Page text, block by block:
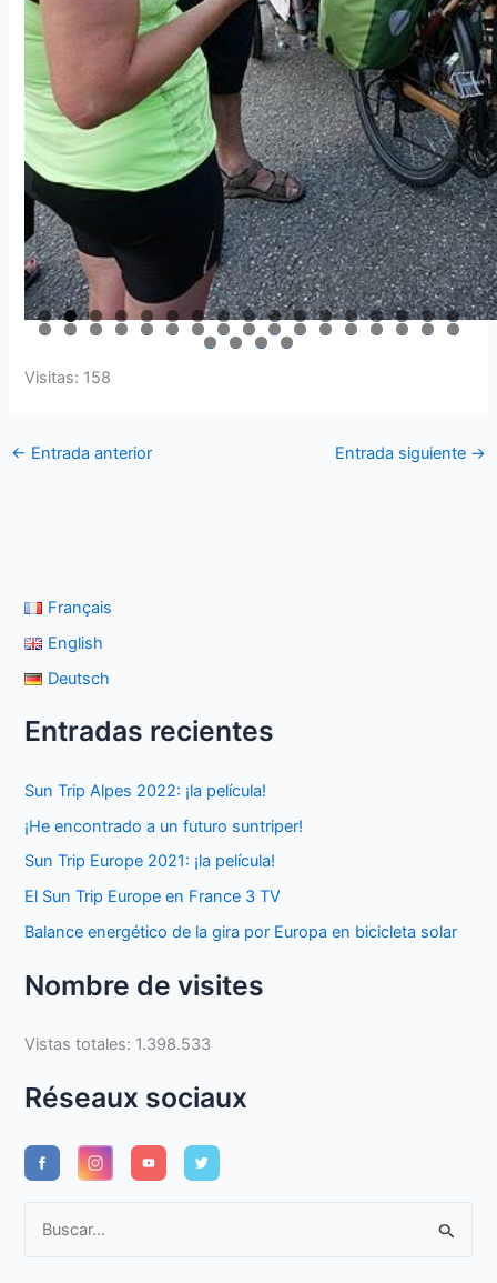
0 1 2 3 4 5 6 7
8 9 0 1 2 3 4 5 6 7 8 9 0 1 2 3 4
5 6 7
8
Visitas: 158
← Entrada anterior Entrada siguiente →
Français
English
Deutsch
Entradas recientes
Sun Trip Alpes 2022: ¡la película!
¡He encontrado a un futuro suntriper!
Sun Trip Europe 2021: ¡la película!
El Sun Trip Europe en France 3 TV
Balance energético de la gira por Europa en bicicleta solar
Nombre de visites
Vistas totales: 1.398.533
Réseaux sociaux